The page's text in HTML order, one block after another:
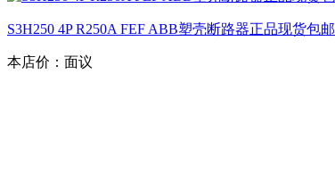
S3H250 4P R250A FEF ABB塑壳断路器正品现货包邮
本店价： 面议